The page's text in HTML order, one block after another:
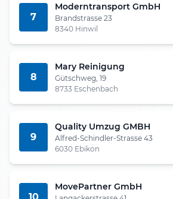
7
Moderntransport GmbH
Brandstrasse 23
8340 Hinwil
8
Mary Reinigung
Gütschweg, 19
8733 Eschenbach
9
Quality Umzug GMBH
Alfred-Schindler-Strasse 43
6030 Ebikon
MovePartner GmbH